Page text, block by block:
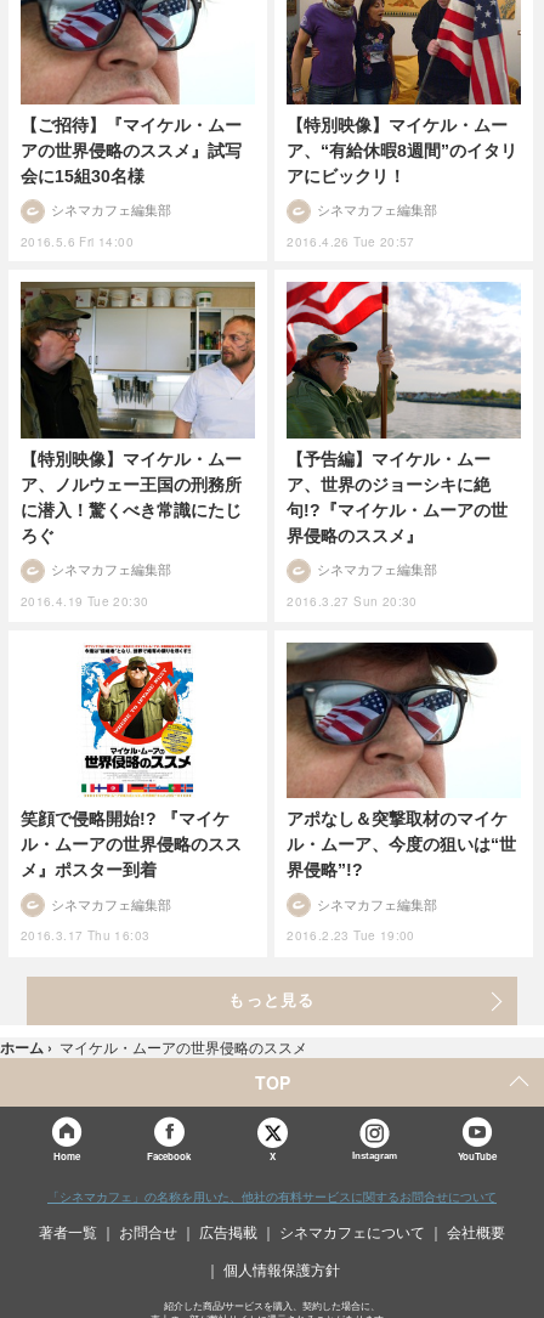
【ご招待】『マイケル・ムー
アの世界侵略のススメ』試写
会に15組30名様
2016.5.6 Fri 14:00
シネマカフェ編集部
【特別映像】マイケル・ムー
ア、“有給休暇8週間”のイタリ
アにビックリ！
2016.4.26 Tue 20:57
シネマカフェ編集部
【特別映像】マイケル・ムー
ア、ノルウェー王国の刑務所
に潜入！驚くべき常識にたじ
ろぐ
2016.4.19 Tue 20:30
シネマカフェ編集部
【予告編】マイケル・ムー
ア、世界のジョーシキに絶
句!?『マイケル・ムーアの世
界侵略のススメ』
2016.3.27 Sun 20:30
シネマカフェ編集部
笑顔で侵略開始!? 『マイケ
ル・ムーアの世界侵略のスス
メ』ポスター到着
2016.3.17 Thu 16:03
シネマカフェ編集部
アポなし＆突撃取材のマイケ
ル・ムーア、今度の狙いは“世
界侵略”!?
2016.2.23 Tue 19:00
シネマカフェ編集部
もっと見る
ホーム › マイケル・ムーアの世界侵略のススメ
TOP
Home Facebook X Instagram YouTube
「シネマカフェ」の名称を用いた、他社の有料サービスに関するお問合せについて
著者一覧 お問合せ 広告掲載 シネマカフェについて 会社概要
個人情報保護方針
紹介した商品/サービスを購入、契約した場合に、